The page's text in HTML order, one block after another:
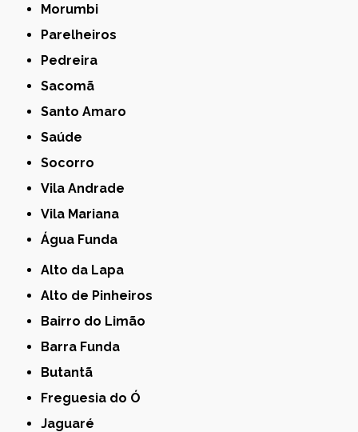
Morumbi
Parelheiros
Pedreira
Sacomã
Santo Amaro
Saúde
Socorro
Vila Andrade
Vila Mariana
Água Funda
Alto da Lapa
Alto de Pinheiros
Bairro do Limão
Barra Funda
Butantã
Freguesia do Ó
Jaguaré